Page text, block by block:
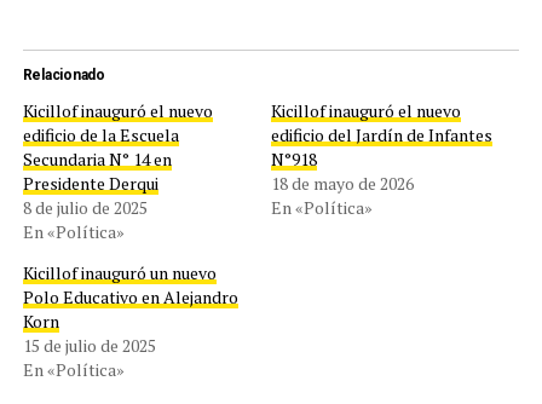
Relacionado
Kicillof inauguró el nuevo
edificio de la Escuela
Secundaria N° 14 en
Presidente Derqui
8 de julio de 2025
En «Política»
Kicillof inauguró el nuevo
edificio del Jardín de Infantes
N°918
18 de mayo de 2026
En «Política»
Kicillof inauguró un nuevo
Polo Educativo en Alejandro
Korn
15 de julio de 2025
En «Política»